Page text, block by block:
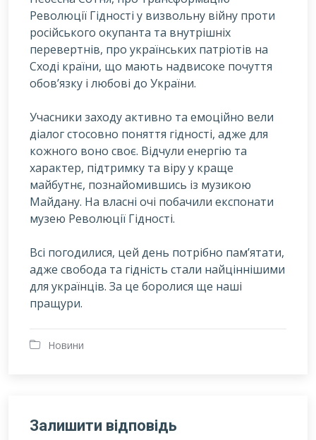
Революції Гідності у визвольну війну проти
російського окупанта та внутрішніх
перевертнів, про українських патріотів на
Сході країни, що мають надвисоке почуття
обов’язку і любові до України.
Учасники заходу активно та емоційно вели
діалог стосовно поняття гідності, адже для
кожного воно своє. Відчули енергію та
характер, підтримку та віру у краще
майбутнє, познайомившись із музикою
Майдану. На власні очі побачили експонати
музею Революції Гідності.
Всі погодилися, цей день потрібно пам’ятати,
адже свобода та гідність стали найціннішими
для українців. За це боролися ще наші
пращури.
Новини
Залишити відповідь